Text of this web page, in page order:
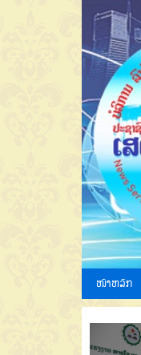
ໜ້າຫລັກ